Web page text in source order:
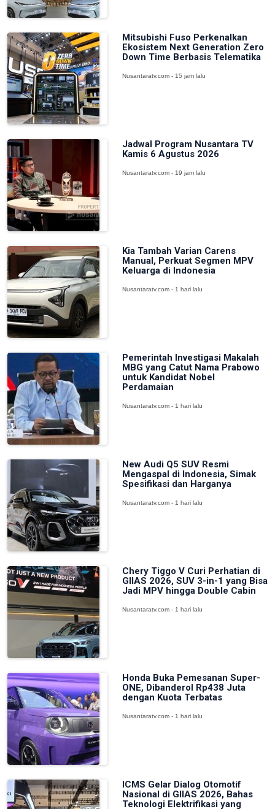
Mitsubishi Fuso Perkenalkan
Ekosistem Next Generation Zero
Down Time Berbasis Telematika
Nusantaratv.com - 15 jam lalu
Jadwal Program Nusantara TV
Kamis 6 Agustus 2026
Nusantaratv.com - 19 jam lalu
Kia Tambah Varian Carens
Manual, Perkuat Segmen MPV
Keluarga di Indonesia
Nusantaratv.com - 1 hari lalu
Pemerintah Investigasi Makalah
MBG yang Catut Nama Prabowo
untuk Kandidat Nobel
Perdamaian
Nusantaratv.com - 1 hari lalu
New Audi Q5 SUV Resmi
Mengaspal di Indonesia, Simak
Spesifikasi dan Harganya
Nusantaratv.com - 1 hari lalu
Chery Tiggo V Curi Perhatian di
GIIAS 2026, SUV 3-in-1 yang Bisa
Jadi MPV hingga Double Cabin
Nusantaratv.com - 1 hari lalu
Honda Buka Pemesanan Super-
ONE, Dibanderol Rp438 Juta
dengan Kuota Terbatas
Nusantaratv.com - 1 hari lalu
ICMS Gelar Dialog Otomotif
Nasional di GIIAS 2026, Bahas
Teknologi Elektrifikasi yang